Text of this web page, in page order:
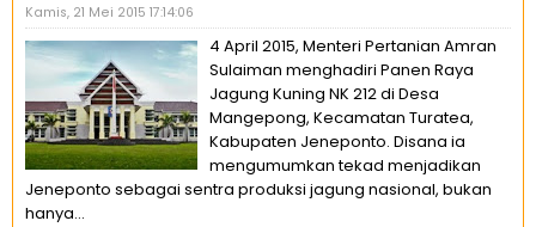
Kamis, 21 Mei 2015 17:14:06
4 April 2015, Menteri Pertanian Amran
Sulaiman menghadiri Panen Raya
Jagung Kuning NK 212 di Desa
Mangepong, Kecamatan Turatea,
Kabupaten Jeneponto. Disana ia
mengumumkan tekad menjadikan
Jeneponto sebagai sentra produksi jagung nasional, bukan
hanya...